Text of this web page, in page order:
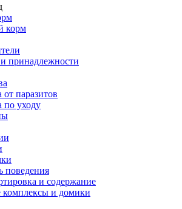
корм
принадлежности
от паразитов
по уходу
поведения
и содержание
и домики